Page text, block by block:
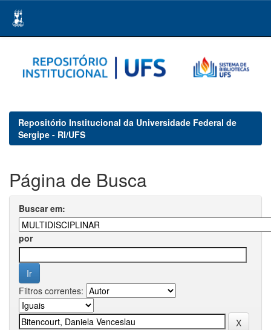
navigation
Repositório Institucional da Universidade Federal de
Sergipe - RI/UFS
Página de Busca
Buscar em:
por
Filtros correntes: